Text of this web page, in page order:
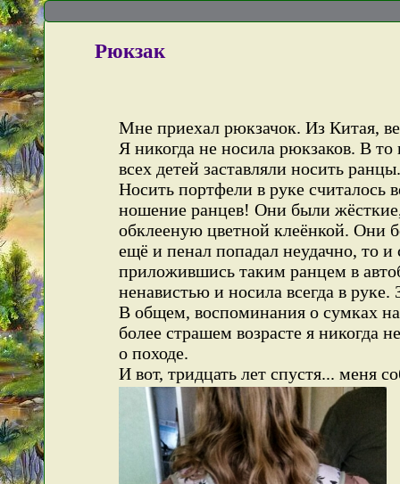
Рюкзак
Мне приехал рюкзачок. Из Китая,
Я никогда не носила рюкзаков. В то
всех детей заставляли носить
Носить портфели в руке
ношение ранцев! Они были
обклееную цветной клеёнкой. Они
ещё и пенал попадал неудачно, то
приложившись таким ранцем в
ненавистью и носила всегда в руке.
В общем, воспоминания о сумках
более страшем возрасте я никогда
о походе.
И вот, тридцать лет спустя... меня